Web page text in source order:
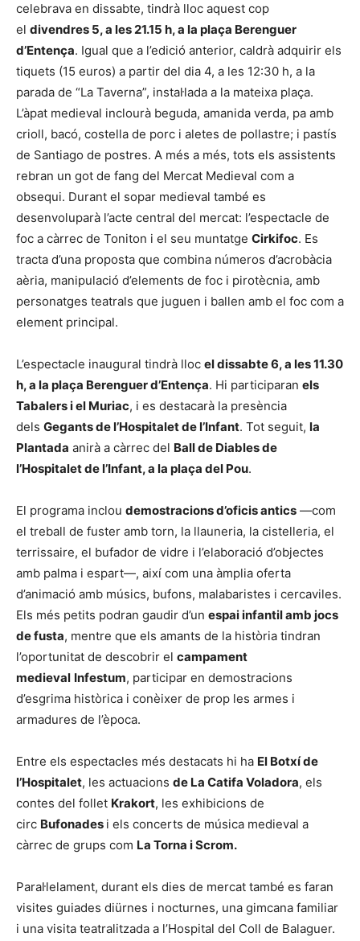
celebrava en dissabte, tindrà lloc aquest cop
el divendres 5, a les 21.15 h, a la plaça Berenguer
d’Entença. Igual que a l’edició anterior, caldrà adquirir els
tiquets (15 euros) a partir del dia 4, a les 12:30 h, a la
parada de “La Taverna”, instal·lada a la mateixa plaça.
L’àpat medieval inclourà beguda, amanida verda, pa amb
crioll, bacó, costella de porc i aletes de pollastre; i pastís
de Santiago de postres. A més a més, tots els assistents
rebran un got de fang del Mercat Medieval com a
obsequi. Durant el sopar medieval també es
desenvoluparà l’acte central del mercat: l’espectacle de
foc a càrrec de Toniton i el seu muntatge Cirkifoc. Es
tracta d’una proposta que combina números d’acrobàcia
aèria, manipulació d’elements de foc i pirotècnia, amb
personatges teatrals que juguen i ballen amb el foc com a
element principal.
L’espectacle inaugural tindrà lloc el dissabte 6, a les 11.30
h, a la plaça Berenguer d’Entença. Hi participaran els
Tabalers i el Muriac, i es destacarà la presència
dels Gegants de l’Hospitalet de l’Infant. Tot seguit, la
Plantada anirà a càrrec del Ball de Diables de
l’Hospitalet de l’Infant, a la plaça del Pou.
El programa inclou demostracions d’oficis antics —com
el treball de fuster amb torn, la llauneria, la cistelleria, el
terrissaire, el bufador de vidre i l’elaboració d’objectes
amb palma i espart—, així com una àmplia oferta
d’animació amb músics, bufons, malabaristes i cercaviles.
Els més petits podran gaudir d’un espai infantil amb jocs
de fusta, mentre que els amants de la història tindran
l’oportunitat de descobrir el campament
medieval Infestum, participar en demostracions
d’esgrima històrica i conèixer de prop les armes i
armadures de l’època.
Entre els espectacles més destacats hi ha El Botxí de
l’Hospitalet, les actuacions de La Catifa Voladora, els
contes del follet Krakort, les exhibicions de
circ Bufonades i els concerts de música medieval a
càrrec de grups com La Torna i Scrom.
Paral·lelament, durant els dies de mercat també es faran
visites guiades diürnes i nocturnes, una gimcana familiar
i una visita teatralitzada a l’Hospital del Coll de Balaguer.